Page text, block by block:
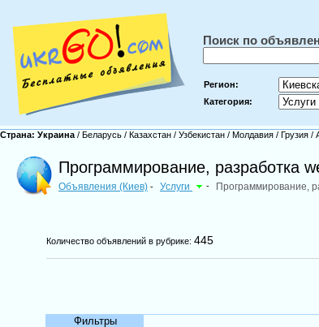
Поиск по
Регион:
Категория:
Страна: Украина / Беларусь / Казахстан / Узбекистан / Молдавия / Грузия /
Программирование, разработка
Объявления (Киев) - Услуги - Программирование,
Количество объявлений в рубрике:445
Фильтры